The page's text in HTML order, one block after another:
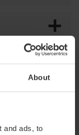
About
and ads, to